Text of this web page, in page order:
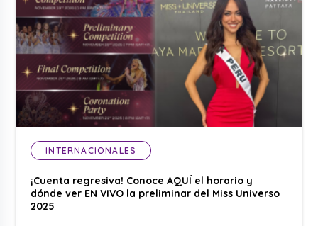
INTERNACIONALES
¡Cuenta regresiva! Conoce AQUÍ el horario y
dónde ver EN VIVO la preliminar del Miss Universo
2025